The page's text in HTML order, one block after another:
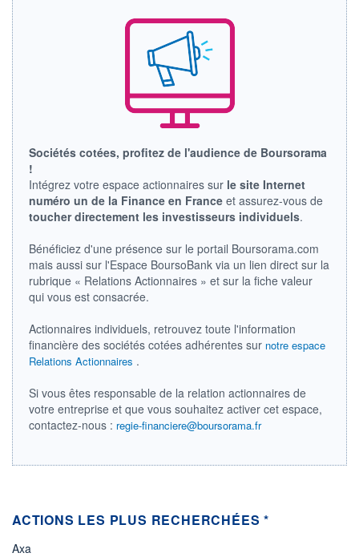
+ BAS
0,212
CAPITAL ÉCHANGÉ
DERNIER ÉCHANGE
07.08.26 / 17:25:12
BAISSE HAUSSE
RENDEMENT
ESTIMÉ 2026
-
PER ESTIMÉ
2026
-
DIVIDENDE
0,00 EUR
DERNIER
DIVIDENDE
-
PROCHAIN
DIVIDENDE
ÉLIGIBILITÉ
Non éligible
Boursobank
+ PORTEFEUILLE + LISTE
Sociétés cotées, profitez de l'audience de Boursorama
!
Intégrez votre espace actionnaires sur le site Internet
numéro un de la Finance en France et assurez-vous de
toucher directement les investisseurs individuels.
Bénéficiez d'une présence sur le portail Boursorama.com
mais aussi sur l'Espace BoursoBank via un lien direct sur la
rubrique « Relations Actionnaires » et sur la fiche valeur
qui vous est consacrée.
Actionnaires individuels, retrouvez toute l'information
financière des sociétés cotées adhérentes sur notre espace
Relations Actionnaires .
Si vous êtes responsable de la relation actionnaires de
votre entreprise et que vous souhaitez activer cet espace,
contactez-nous : regie-financiere@boursorama.fr
ACTIONS LES PLUS RECHERCHÉES *
Axa